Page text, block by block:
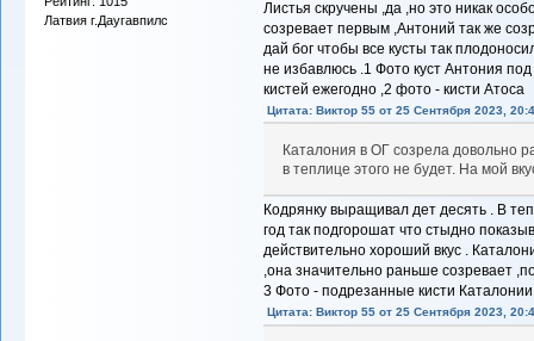
Латвия г.Даугавпилс
Листья скручены ,да ,но это никак
созревает первым ,Антоний так же
дай бог чтобы все кусты так
не избавлюсь .1 Фото куст Антония
кистей ежегодно ,2 фото - кисти Атоса
Цитата: Виктор 55 от 25 Сентября 2023,
Каталония в ОГ созрела довольно
в теплице этого не будет. На мой
Кодрянку выращивал дет десять . В
год так подгорошат что стыдно
действительно хороший вкус .
,она значительно раньше созревает
3 Фото - подрезанные кисти Каталонии
Цитата: Виктор 55 от 25 Сентября 2023,